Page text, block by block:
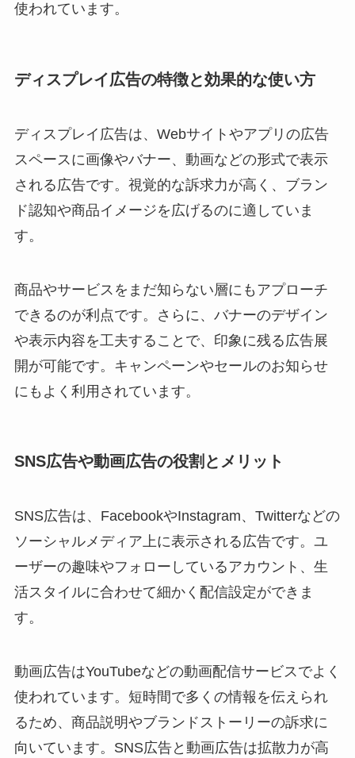
使われています。
ディスプレイ広告の特徴と効果的な使い方
ディスプレイ広告は、Webサイトやアプリの広告
スペースに画像やバナー、動画などの形式で表示
される広告です。視覚的な訴求力が高く、ブラン
ド認知や商品イメージを広げるのに適していま
す。
商品やサービスをまだ知らない層にもアプローチ
できるのが利点です。さらに、バナーのデザイン
や表示内容を工夫することで、印象に残る広告展
開が可能です。キャンペーンやセールのお知らせ
にもよく利用されています。
SNS広告や動画広告の役割とメリット
SNS広告は、FacebookやInstagram、Twitterなどの
ソーシャルメディア上に表示される広告です。ユ
ーザーの趣味やフォローしているアカウント、生
活スタイルに合わせて細かく配信設定ができま
す。
動画広告はYouTubeなどの動画配信サービスでよく
使われています。短時間で多くの情報を伝えられ
るため、商品説明やブランドストーリーの訴求に
向いています。SNS広告と動画広告は拡散力が高